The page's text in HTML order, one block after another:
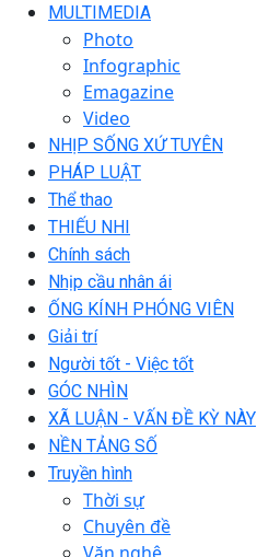
MULTIMEDIA
Photo
Infographic
Emagazine
Video
NHỊP SỐNG XỨ TUYÊN
PHÁP LUẬT
Thể thao
THIẾU NHI
Chính sách
Nhịp cầu nhân ái
ỐNG KÍNH PHÓNG VIÊN
Giải trí
Người tốt - Việc tốt
GÓC NHÌN
XÃ LUẬN - VẤN ĐỀ KỲ NÀY
NỀN TẢNG SỐ
Truyền hình
Thời sự
Chuyên đề